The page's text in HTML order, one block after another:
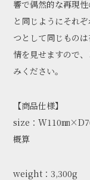
響で偶然的な再現
と同じようにそれ
つとして同じもの
情を見せますので
みください。
【商品仕様】
size：W110㎜
概算
weight：3,300g